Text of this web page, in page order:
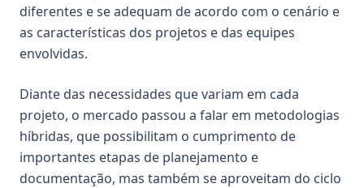
diferentes e se adequam de acordo com o cenário e
as características dos projetos e das equipes
envolvidas.
Diante das necessidades que variam em cada
projeto, o mercado passou a falar em metodologias
híbridas, que possibilitam o cumprimento de
importantes etapas de planejamento e
documentação, mas também se aproveitam do ciclo